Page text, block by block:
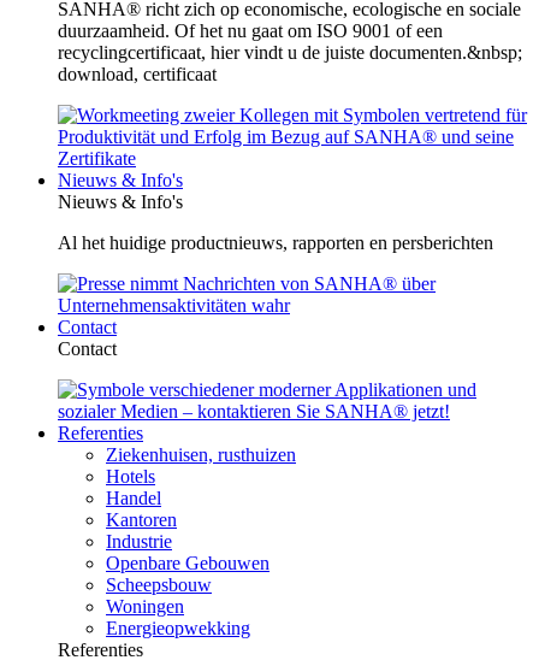
SANHA® richt zich op economische, ecologische en sociale
duurzaamheid. Of het nu gaat om ISO 9001 of een
recyclingcertificaat, hier vindt u de juiste documenten.&nbsp;
download, certificaat
Nieuws & Info's
Nieuws & Info's
Al het huidige productnieuws, rapporten en persberichten
Contact
Contact
Referenties
Ziekenhuisen, rusthuizen
Hotels
Handel
Kantoren
Industrie
Openbare Gebouwen
Scheepsbouw
Woningen
Energieopwekking
Referenties